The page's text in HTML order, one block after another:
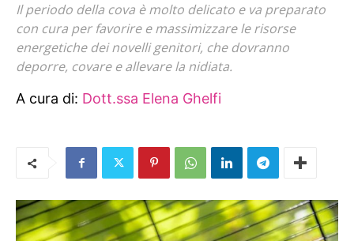
Il periodo della cova è molto delicato e va preparato
con cura per favorire e massimizzare le risorse
energetiche dei novelli genitori, che dovranno
deporre, covare e allevare la nidiata.
A cura di: Dott.ssa Elena Ghelfi